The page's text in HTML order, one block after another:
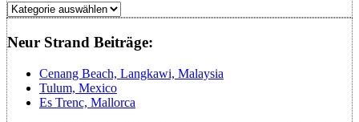
Regionen
Neur Strand Beiträge:
Cenang Beach, Langkawi, Malaysia
Tulum, Mexico
Es Trenc, Mallorca